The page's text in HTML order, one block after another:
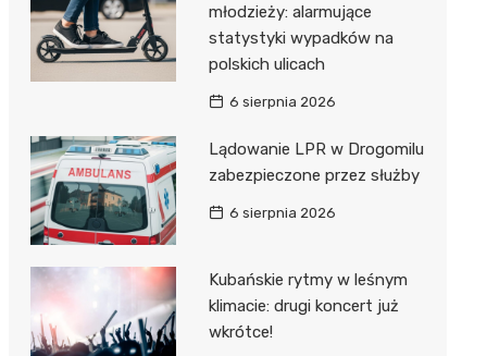
młodzieży: alarmujące
statystyki wypadków na
polskich ulicach
6 sierpnia 2026
Lądowanie LPR w Drogomilu
zabezpieczone przez służby
6 sierpnia 2026
Kubańskie rytmy w leśnym
klimacie: drugi koncert już
wkrótce!